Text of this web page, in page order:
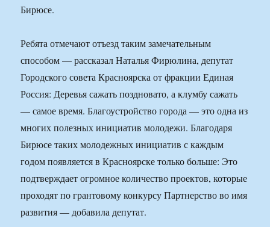
Бирюсе.
Ребята отмечают отъезд таким замечательным
способом — рассказал Наталья Фирюлина, депутат
Городского совета Красноярска от фракции Единая
Россия: Деревья сажать поздновато, а клумбу сажать
— самое время. Благоустройство города — это одна из
многих полезных инициатив молодежи. Благодаря
Бирюсе таких молодежных инициатив с каждым
годом появляется в Красноярске только больше: Это
подтверждает огромное количество проектов, которые
проходят по грантовому конкурсу Партнерство во имя
развития — добавила депутат.